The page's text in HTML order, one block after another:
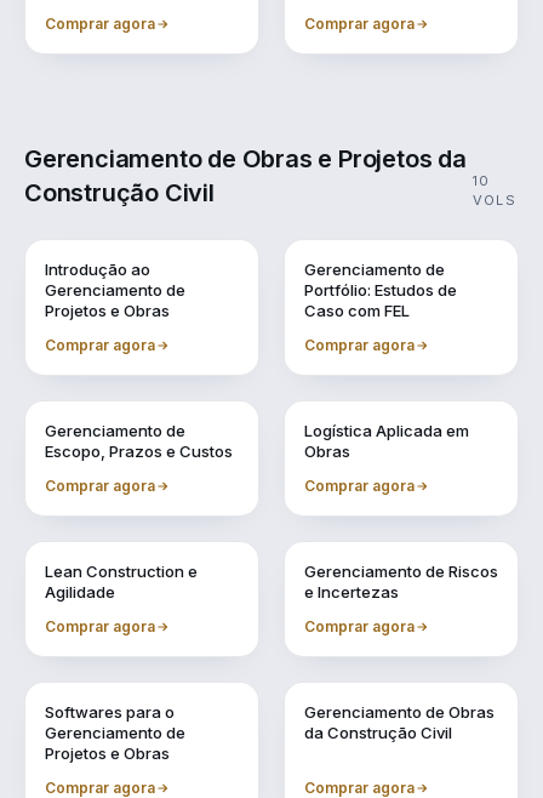
Comprar agora
Estruturas
Comprar agora
Gerenciamento de Obras e Projetos da
Construção Civil
10
VOLS
Introdução ao
Gerenciamento de
Projetos e Obras
Comprar agora
Gerenciamento de
Portfólio: Estudos de
Caso com FEL
Comprar agora
Gerenciamento de
Escopo, Prazos e Custos
Comprar agora
Vol. 3
Logística Aplicada em
Obras
Comprar agora
Lean Construction e
Agilidade
Comprar agora
Gerenciamento de Riscos
e Incertezas
Comprar agora
Softwares para o
Gerenciamento de
Projetos e Obras
Comprar agora
Gerenciamento de Obras
da Construção Civil
Comprar agora